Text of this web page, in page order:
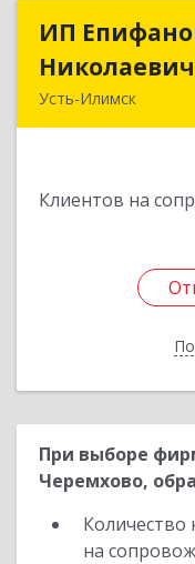
ИП
Николаевич
Усть-Илимск
Клиентов на
При выборе
Черемхово,
на